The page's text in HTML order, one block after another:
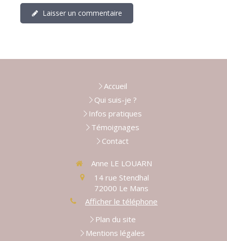
Laisser un commentaire
Accueil
Qui suis-je ?
Infos pratiques
Témoignages
Contact
Anne LE LOUARN
14 rue Stendhal
72000 Le Mans
Afficher le téléphone
Plan du site
Mentions légales